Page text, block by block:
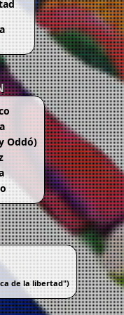
Oddó)
de la libertad")